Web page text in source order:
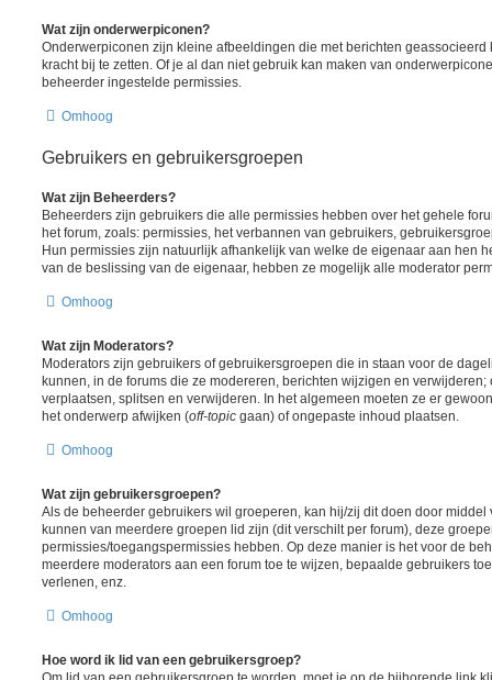
Wat zijn onderwerpiconen?
Onderwerpiconen zijn kleine afbeeldingen die met berichten
kracht bij te zetten. Of je al dan niet gebruik kan maken van
beheerder ingestelde permissies.
Omhoog
Gebruikers en gebruikersgroepen
Wat zijn Beheerders?
Beheerders zijn gebruikers die alle permissies hebben over het gehele
het forum, zoals: permissies, het verbannen van gebruikers,
Hun permissies zijn natuurlijk afhankelijk van welke de eigenaar aan hen
van de beslissing van de eigenaar, hebben ze mogelijk alle moderator
Omhoog
Wat zijn Moderators?
Moderators zijn gebruikers of gebruikersgroepen die in staan voor de
kunnen, in de forums die ze modereren, berichten wijzigen en
verplaatsen, splitsen en verwijderen. In het algemeen moeten ze er
het onderwerp afwijken (off-topic gaan) of ongepaste inhoud plaatsen.
Omhoog
Wat zijn gebruikersgroepen?
Als de beheerder gebruikers wil groeperen, kan hij/zij dit doen door
kunnen van meerdere groepen lid zijn (dit verschilt per forum), deze
permissies/toegangspermissies hebben. Op deze manier is het voor de
meerdere moderators aan een forum toe te wijzen, bepaalde gebruikers
verlenen, enz.
Omhoog
Hoe word ik lid van een gebruikersgroep?